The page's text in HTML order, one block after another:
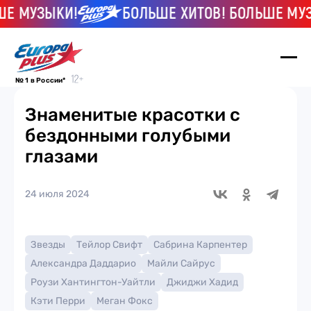
БОЛЬШЕ ХИТОВ! БОЛЬШЕ
№ 1 в России*
Знаменитые красотки с
бездонными голубыми
глазами
24 июля 2024
Звезды Тейлор Свифт
Сабрина Карпентер
Александра Даддарио
Майли Сайрус
Роузи Хантингтон-Уайтли
Джиджи Хадид
Кэти Перри
Меган Фокс